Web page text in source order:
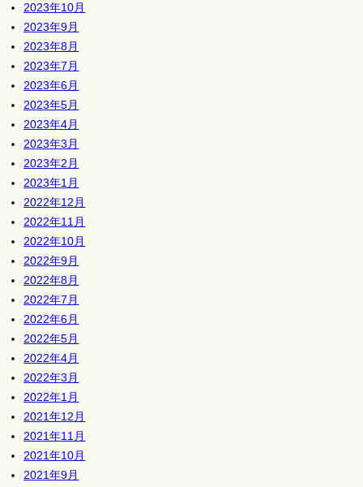
2023年10月
2023年9月
2023年8月
2023年7月
2023年6月
2023年5月
2023年4月
2023年3月
2023年2月
2023年1月
2022年12月
2022年11月
2022年10月
2022年9月
2022年8月
2022年7月
2022年6月
2022年5月
2022年4月
2022年3月
2022年1月
2021年12月
2021年11月
2021年10月
2021年9月